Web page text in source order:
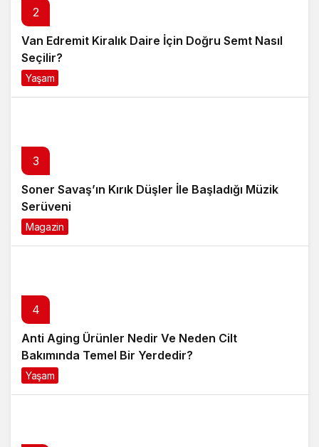
Van Edremit Kiralık Daire İçin Doğru Semt Nasıl
Seçilir?
Yaşam 4 ay önce
Soner Savaş’ın Kırık Düşler İle Başladığı Müzik
Serüveni
Magazin 6 ay önce
Anti Aging Ürünler Nedir Ve Neden Cilt
Bakımında Temel Bir Yerdedir?
Yaşam 8 ay önce